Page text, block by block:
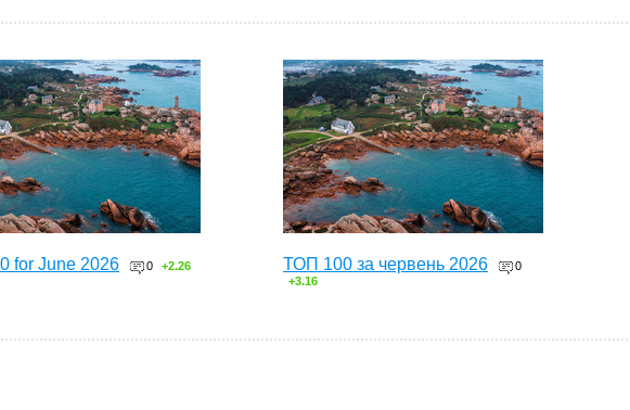
for June 2026 0 +2.26 ТОП 100 за червень 2026
0
+3.16